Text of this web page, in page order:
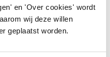
en 'Over cookies' wordt
wij deze willen
geplaatst worden.
Arnhem. Waar ze zijn
voor de sociale impact
team van Oekraïense